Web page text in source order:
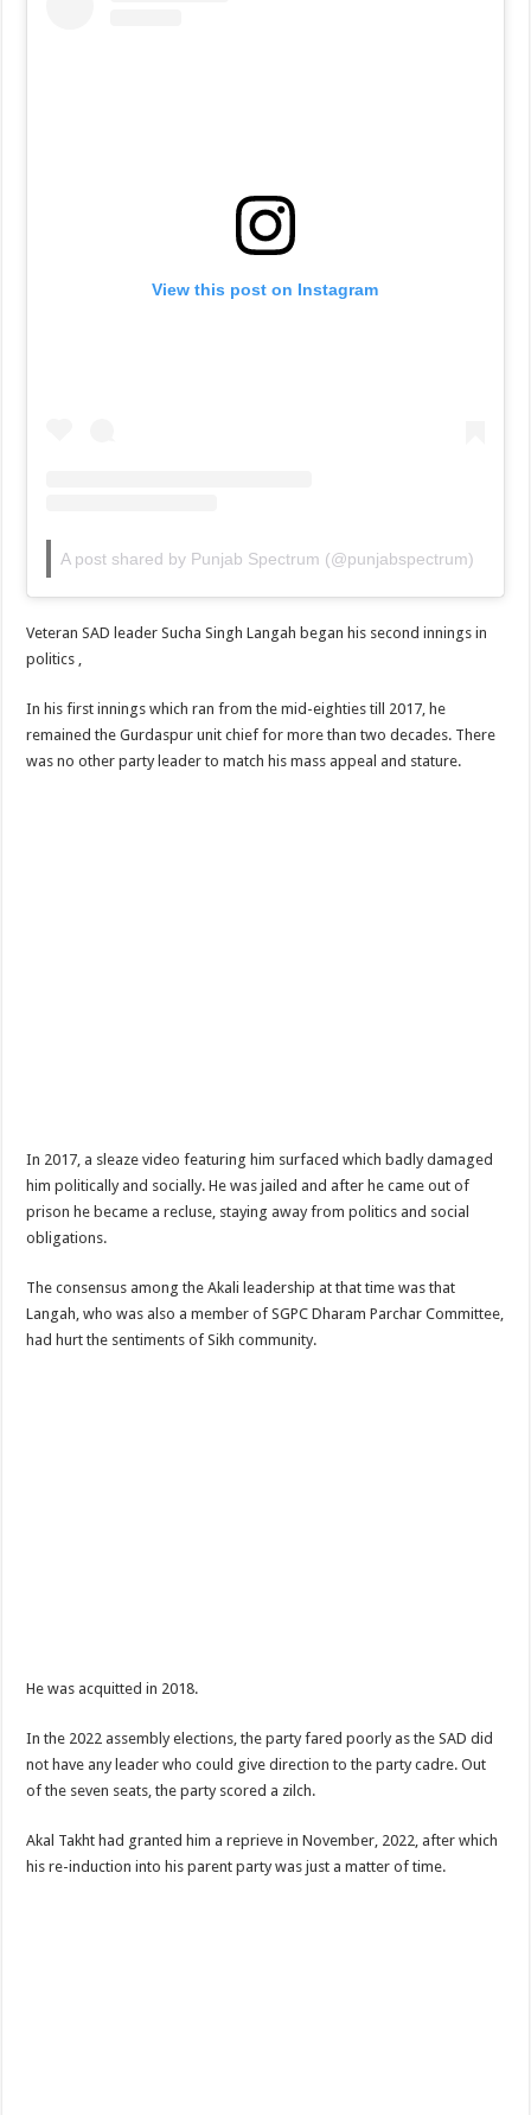
View this post on Instagram
A post shared by Punjab Spectrum (@punjabspectrum)
Veteran SAD leader Sucha Singh Langah began his second innings in
politics ,
In his first innings which ran from the mid-eighties till 2017, he
remained the Gurdaspur unit chief for more than two decades. There
was no other party leader to match his mass appeal and stature.
In 2017, a sleaze video featuring him surfaced which badly damaged
him politically and socially. He was jailed and after he came out of
prison he became a recluse, staying away from politics and social
obligations.
The consensus among the Akali leadership at that time was that
Langah, who was also a member of SGPC Dharam Parchar Committee,
had hurt the sentiments of Sikh community.
He was acquitted in 2018.
In the 2022 assembly elections, the party fared poorly as the SAD did
not have any leader who could give direction to the party cadre. Out
of the seven seats, the party scored a zilch.
Akal Takht had granted him a reprieve in November, 2022, after which
his re-induction into his parent party was just a matter of time.